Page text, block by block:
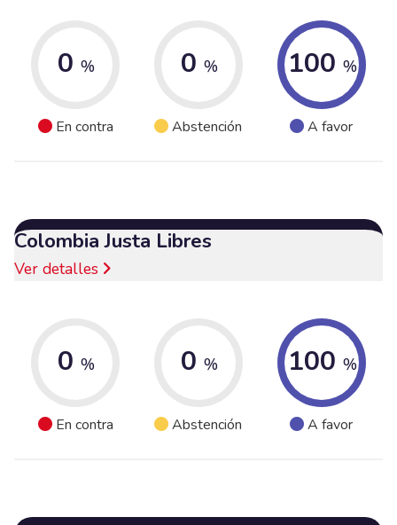
0 %
En contra
0 %
Abstención
100 %
A favor
Colombia Justa Libres
Ver detalles
0 %
En contra
0 %
Abstención
100 %
A favor